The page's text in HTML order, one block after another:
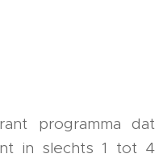
programma dat
in slechts 1 tot 4